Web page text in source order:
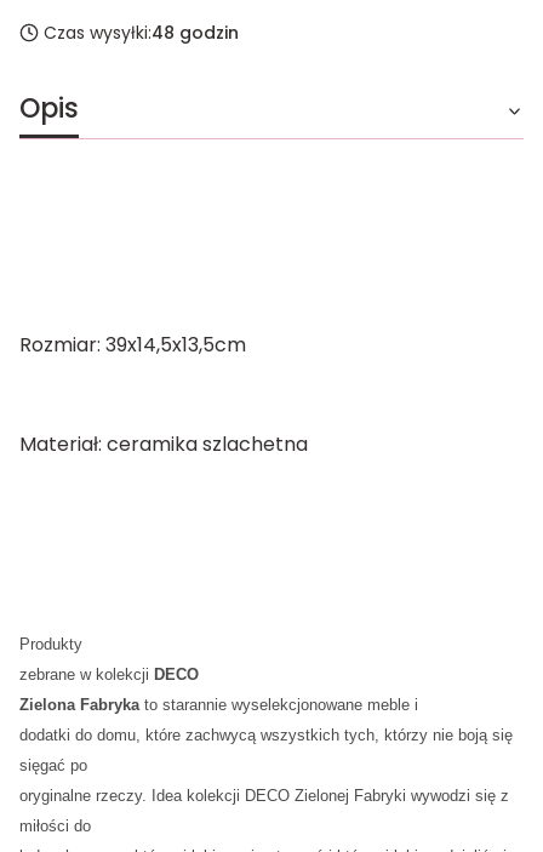
Czas wysyłki:48 godzin
Opis
Rozmiar: 39x14,5x13,5cm
Materiał: ceramika szlachetna
Produkty
zebrane w kolekcji DECO
Zielona Fabrykato starannie wyselekcjonowane meble i
dodatki do domu, które zachwycą wszystkich tych, którzy nie boją się
sięgać po
oryginalne rzeczy. Idea kolekcji DECO Zielonej Fabryki wywodzi się z
miłości do